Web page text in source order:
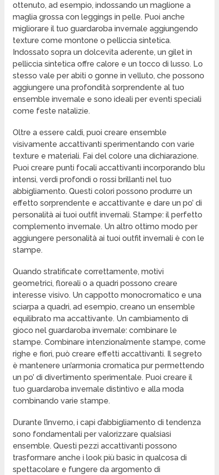
ottenuto, ad esempio, indossando un maglione a
maglia grossa con leggings in pelle. Puoi anche
migliorare il tuo guardaroba invernale aggiungendo
texture come montone o pelliccia sintetica.
Indossato sopra un dolcevita aderente, un gilet in
pelliccia sintetica offre calore e un tocco di lusso. Lo
stesso vale per abiti o gonne in velluto, che possono
aggiungere una profondità sorprendente al tuo
ensemble invernale e sono ideali per eventi speciali
come feste natalizie.
Oltre a essere caldi, puoi creare ensemble
visivamente accattivanti sperimentando con varie
texture e materiali. Fai del colore una dichiarazione.
Puoi creare punti focali accattivanti incorporando blu
intensi, verdi profondi o rossi brillanti nel tuo
abbigliamento. Questi colori possono produrre un
effetto sorprendente e accattivante e dare un po’ di
personalità ai tuoi outfit invernali. Stampe: il perfetto
complemento invernale. Un altro ottimo modo per
aggiungere personalità ai tuoi outfit invernali è con le
stampe.
Quando stratificate correttamente, motivi
geometrici, floreali o a quadri possono creare
interesse visivo. Un cappotto monocromatico e una
sciarpa a quadri, ad esempio, creano un ensemble
equilibrato ma accattivante. Un cambiamento di
gioco nel guardaroba invernale: combinare le
stampe. Combinare intenzionalmente stampe, come
righe e fiori, può creare effetti accattivanti. Il segreto
è mantenere un’armonia cromatica pur permettendo
un po’ di divertimento sperimentale. Puoi creare il
tuo guardaroba invernale distintivo e alla moda
combinando varie stampe.
Durante l’inverno, i capi d’abbigliamento di tendenza
sono fondamentali per valorizzare qualsiasi
ensemble. Questi pezzi accattivanti possono
trasformare anche i look più basic in qualcosa di
spettacolare e fungere da argomento di